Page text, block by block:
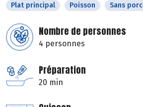
Plat principal Poisson Sans porc
Nombre de personnes
4 personnes
Préparation
20 min